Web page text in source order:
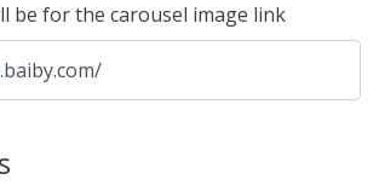
be for the carousel image link